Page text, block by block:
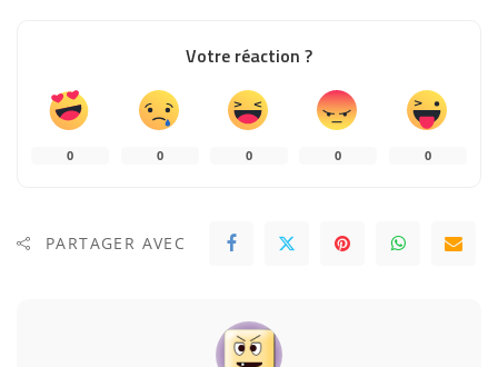
Votre réaction ?
0 0 0 0 0
PARTAGER AVEC